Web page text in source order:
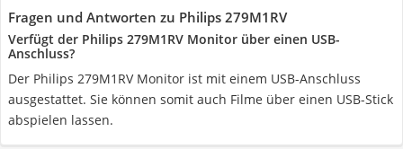
Fragen und Antworten zu Philips 279M1RV
Verfügt der Philips 279M1RV Monitor über einen USB-
Anschluss?
Der Philips 279M1RV Monitor ist mit einem USB-Anschluss
ausgestattet. Sie können somit auch Filme über einen USB-Stick
abspielen lassen.